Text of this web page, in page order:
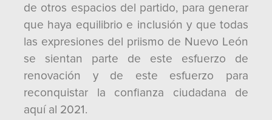
de otros espacios del partido, para generar
que haya equilibrio e inclusión y que todas
las expresiones del priismo de Nuevo León
se sientan parte de este esfuerzo de
renovación y de este esfuerzo para
reconquistar la confianza ciudadana de
aquí al 2021.